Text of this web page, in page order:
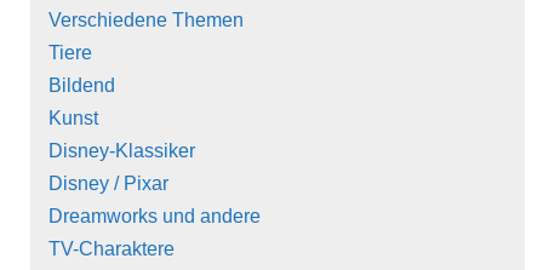
Verschiedene Themen
Tiere
Bildend
Kunst
Disney-Klassiker
Disney / Pixar
Dreamworks und andere
TV-Charaktere